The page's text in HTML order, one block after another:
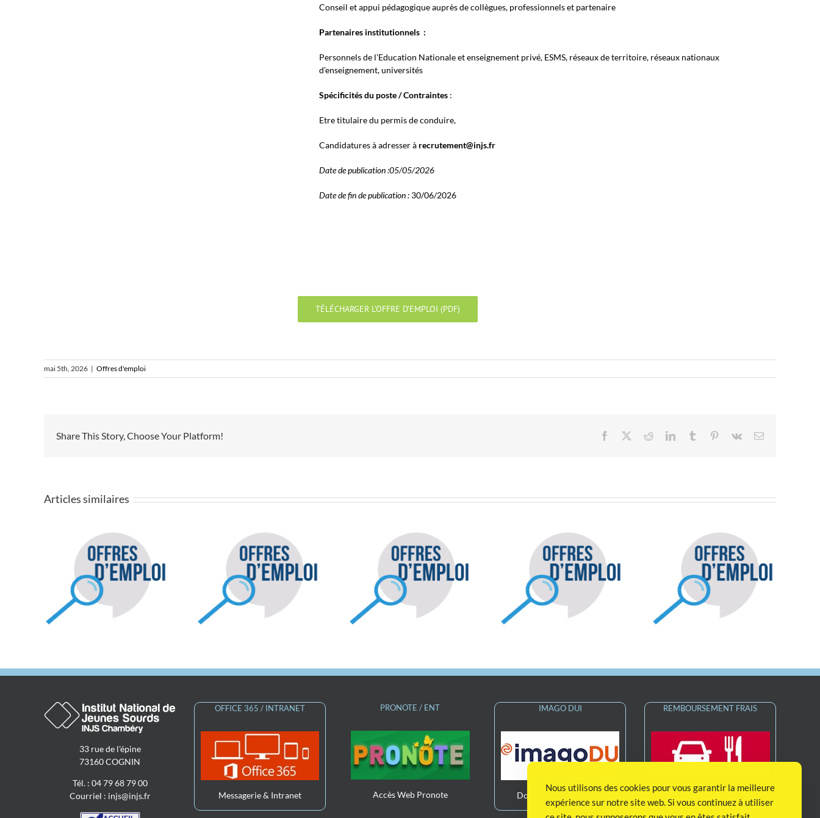
Conseil et appui pédagogique auprès de collègues, professionnels et partenaire
Partenaires institutionnels :
Personnels de l’Education Nationale et enseignement privé, ESMS, réseaux de territoire, réseaux nationaux
d’enseignement, universités
Spécificités du poste / Contraintes:
Etre titulaire du permis de conduire,
Candidatures à adresser à recrutement@injs.fr
Date de publication :05/05/2026
Date de fin de publication :30/06/2026
TÉLÉCHARGER L’OFFRE D’EMPLOI (PDF)
mai 5th, 2026 | Offres d'emploi
Share This Story, Choose Your Platform! Facebook RedditLinkedInTumblr Pinterest
Vk Email
Articles similaires
Offre d’emploi :
Educateur spécialisé
SSEFS 74 (H/F)
Offre d’emploi : Codeur
LPC SSEFS 74 (H/F)
Offre d’emploi :
Professeur
d’Enseignement
Général SSEFS 74 (H/F)
Offre d’emploi :
Professeur
d’Enseignement
Général SSEFS 74 (H/F)
Offre d’emploi :
Enseignant LSF
inclusion SAFEP (H/F)
33 rue de l'épine
73160 COGNIN
Tél. : 04 79 68 79 00
Courriel : injs@injs.fr
OFFICE 365 / INTRANET
Messagerie & Intranet
PRONOTE / ENT
Accès Web Pronote
IMAGO DUI
Dossier Unique Usager
REMBOURSEMENT FRAIS
Remboursement Frais
Nous utilisons des cookies pour vous garantir la meilleure
expérience sur notre site web. Si vous continuez à utiliser